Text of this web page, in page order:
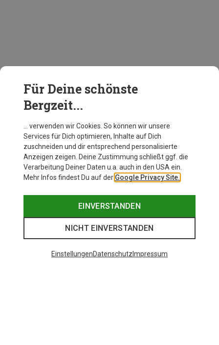
Für Deine schönste
Bergzeit...
… verwenden wir Cookies. So können wir unsere
Services für Dich optimieren, Inhalte auf Dich
zuschneiden und dir entsprechend personalisierte
Anzeigen zeigen. Deine Zustimmung schließt ggf. die
Verarbeitung Deiner Daten u.a. auch in den USA ein.
Mehr Infos findest Du auf der Google Privacy Site.
EINVERSTANDEN
NICHT EINVERSTANDEN
EinstellungenDatenschutz Impressum